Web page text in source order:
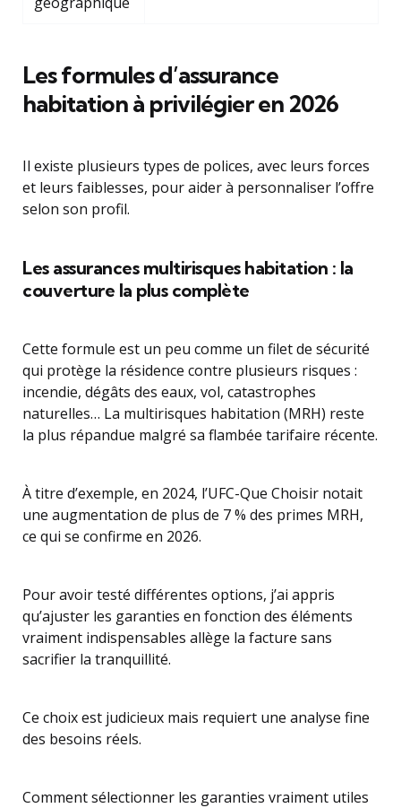
Les formules d’assurance
habitation à privilégier en 2026
Il existe plusieurs types de polices, avec leurs forces
et leurs faiblesses, pour aider à personnaliser l’offre
selon son profil.
Les assurances multirisques habitation : la
couverture la plus complète
Cette formule est un peu comme un filet de sécurité
qui protège la résidence contre plusieurs risques :
incendie, dégâts des eaux, vol, catastrophes
naturelles… La multirisques habitation (MRH) reste
la plus répandue malgré sa flambée tarifaire récente.
À titre d’exemple, en 2024, l’UFC-Que Choisir notait
une augmentation de plus de 7 % des primes MRH,
ce qui se confirme en 2026.
Pour avoir testé différentes options, j’ai appris
qu’ajuster les garanties en fonction des éléments
vraiment indispensables allège la facture sans
sacrifier la tranquillité.
Ce choix est judicieux mais requiert une analyse fine
des besoins réels.
Comment sélectionner les garanties vraiment utiles